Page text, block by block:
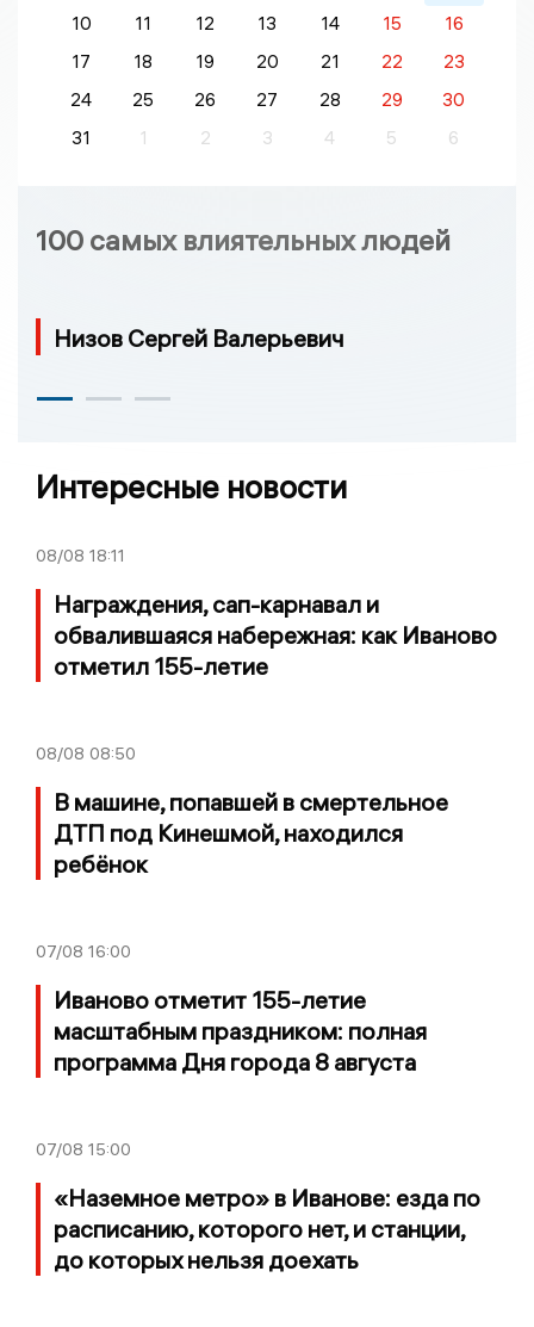
10
11 12 13 14 15
16
17
18 19 20 21 22
23
24
25 26 27 28 29
30
31
1 2 3 4 5 6
100 самых влиятельных людей
Низов Сергей Валерьевич
Интересные новости
08/08 18:11
Награждения, сап-карнавал и
обвалившаяся набережная: как Иваново
отметил 155-летие
08/08 08:50
В машине, попавшей в смертельное
ДТП под Кинешмой, находился
ребёнок
07/08 16:00
Иваново отметит 155-летие
масштабным праздником: полная
программа Дня города 8 августа
07/08 15:00
«Наземное метро» в Иванове: езда по
расписанию, которого нет, и станции,
до которых нельзя доехать